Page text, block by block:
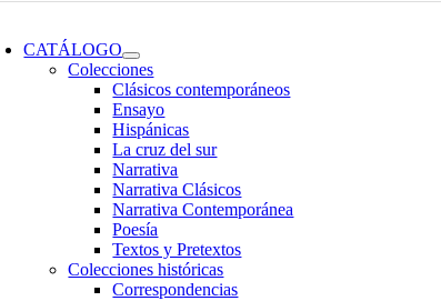
CATÁLOGO
Colecciones
Clásicos contemporáneos
Ensayo
Hispánicas
La cruz del sur
Narrativa
Narrativa Clásicos
Narrativa Contemporánea
Poesía
Textos y Pretextos
Colecciones históricas
Correspondencias